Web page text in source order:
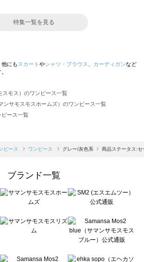
特集一覧を見る
他にも スカート やシャツ・ブラウス カーディガンなど
スモス）のワンピース一覧
ンサモスモスホームズ）のワンピース一覧
ピース一覧
（ツハルバイサマンサモスモス）のワンピース一覧
モスモス ブルー）のワンピース一覧
ピース一覧
ース一覧
ラシック）のワンピース一覧
）のワンピース一覧
ルー）のワンピース一覧
のワンピース一覧
ピース ワンピース グレー/灰色系 商品ステータス:セ
ブランド一覧